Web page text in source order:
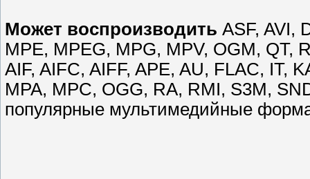
Может воспроизводить ASF, AVI,
MPE, MPEG, MPG, MPV, OGM, QT,
AIF, AIFC, AIFF, APE, AU, FLAC, IT,
MPA, MPC, OGG, RA, RMI, S3M,
популярные мультимедийные